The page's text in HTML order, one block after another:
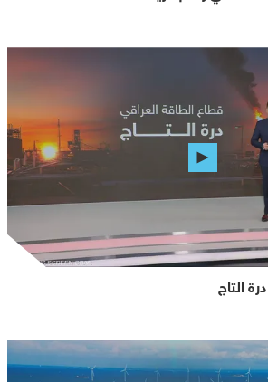
التاج